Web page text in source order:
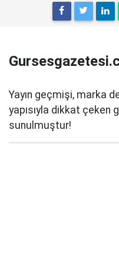
Yayın geçmişi, marka
yapısıyla dikkat
sunulmuştur!